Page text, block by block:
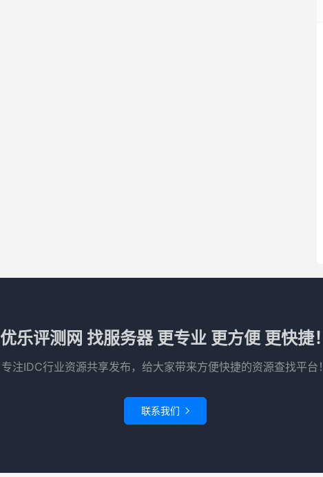
优乐评测网 找服务器 更专业 更方便 更快捷！
专注IDC行业资源共享发布，给大家带来方便快捷的资源查找平台！
联系我们 